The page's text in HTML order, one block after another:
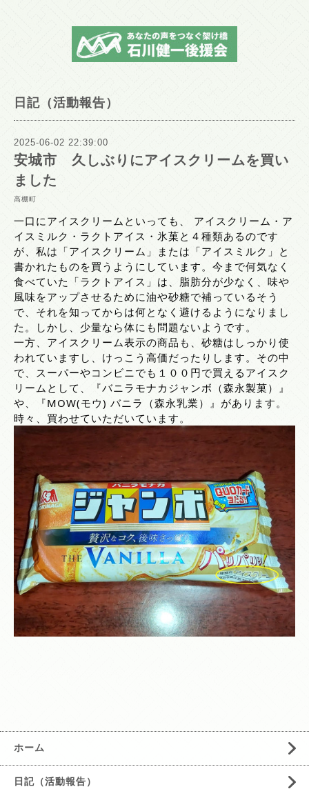
日記（活動報告）
2025-06-02 22:39:00
安城市 久しぶりにアイスクリームを買い
ました
高棚町
一口にアイスクリームといっても、 アイスクリーム・ア
イスミルク・ラクトアイス・氷菓と４種類あるのです
が、私は「アイスクリーム」または「アイスミルク」と
書かれたものを買うようにしています。今まで何気なく
食べていた「ラクトアイス」は、脂肪分が少なく、味や
風味をアップさせるために油や砂糖で補っているそう
で、それを知ってからは何となく避けるようになりまし
た。しかし、少量なら体にも問題ないようです。
一方、アイスクリーム表示の商品も、砂糖はしっかり使
われていますし、けっこう高価だったりします。その中
で、スーパーやコンビニでも１００円で買えるアイスク
リームとして、『バニラモナカジャンボ（森永製菓）』
や、『MOW(モウ) バニラ（森永乳業）』があります。
時々、買わせていただいています。
ホーム
日記（活動報告）